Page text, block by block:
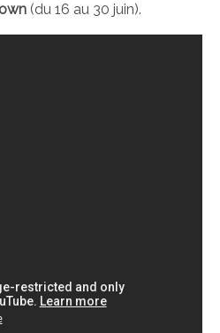
(du 16 au 30 juin).